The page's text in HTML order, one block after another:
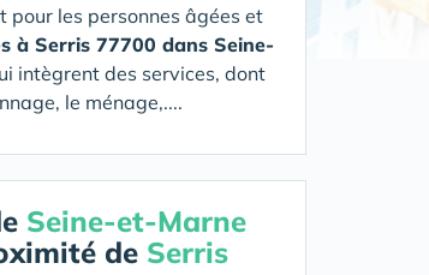
pour les personnes âgées et
à Serris 77700 dans Seine-
intègrent des services, dont
le ménage,....
Seine-et-Marne
de Serris